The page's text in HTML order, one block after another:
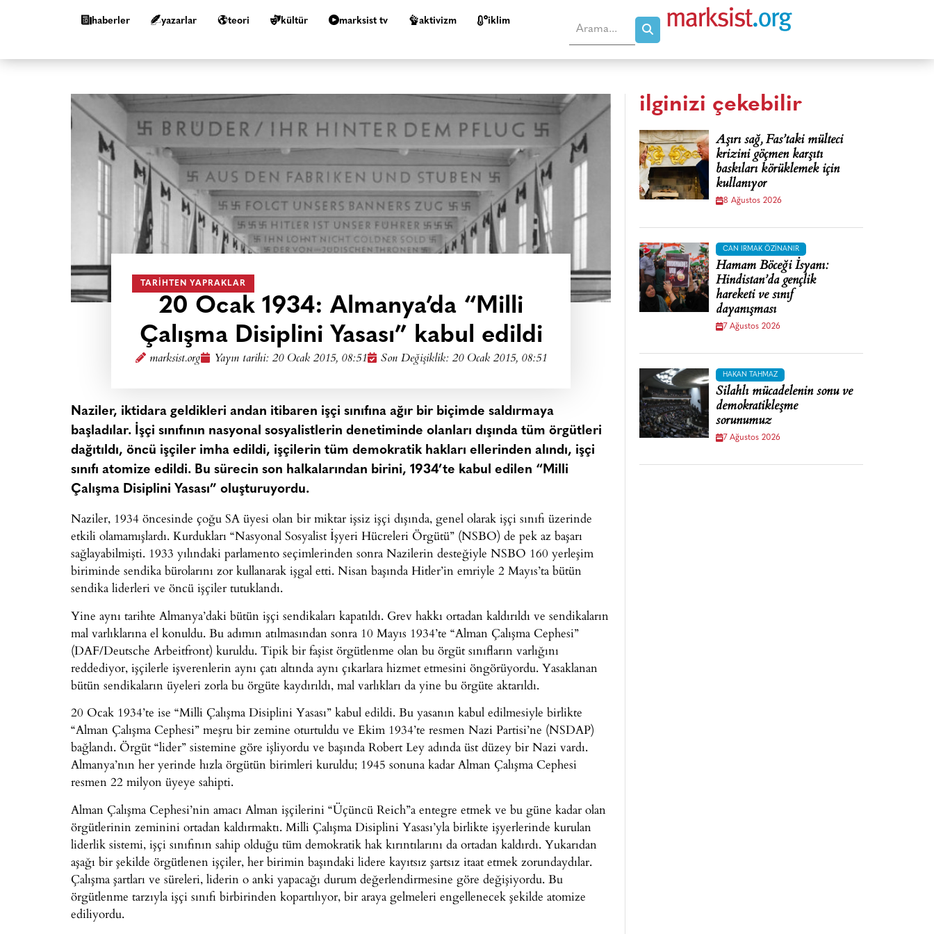
haberler yazarlar teori kültür marksist tv aktivizm i̇klim
TARIHTEN YAPRAKLAR
20 Ocak 1934: Almanya’da “Milli
Çalışma Disiplini Yasası” kabul edildi
marksist.org Yayın tarihi: 20 Ocak 2015, 08:51 Son Değişiklik: 20 Ocak 2015, 08:51
Naziler, iktidara geldikleri andan itibaren işçi sınıfına ağır bir biçimde saldırmaya
başladılar. İşçi sınıfının nasyonal sosyalistlerin denetiminde olanları dışında tüm örgütleri
dağıtıldı, öncü işçiler imha edildi, işçilerin tüm demokratik hakları ellerinden alındı, işçi
sınıfı atomize edildi. Bu sürecin son halkalarından birini, 1934’te kabul edilen “Milli
Çalışma Disiplini Yasası” oluşturuyordu.
Naziler, 1934 öncesinde çoğu SA üyesi olan bir miktar işsiz işçi dışında, genel olarak işçi sınıfı üzerinde
etkili olamamışlardı. Kurdukları “Nasyonal Sosyalist İşyeri Hücreleri Örgütü” (NSBO) de pek az başarı
sağlayabilmişti. 1933 yılındaki parlamento seçimlerinden sonra Nazilerin desteğiyle NSBO 160 yerleşim
biriminde sendika bürolarını zor kullanarak işgal etti. Nisan başında Hitler’in emriyle 2 Mayıs’ta bütün
sendika liderleri ve öncü işçiler tutuklandı.
Yine aynı tarihte Almanya’daki bütün işçi sendikaları kapatıldı. Grev hakkı ortadan kaldırıldı ve sendikaların
mal varlıklarına el konuldu. Bu adımın atılmasından sonra 10 Mayıs 1934’te “Alman Çalışma Cephesi”
(DAF/Deutsche Arbeitfront) kuruldu. Tipik bir faşist örgütlenme olan bu örgüt sınıfların varlığını
reddediyor, işçilerle işverenlerin aynı çatı altında aynı çıkarlara hizmet etmesini öngörüyordu. Yasaklanan
bütün sendikaların üyeleri zorla bu örgüte kaydırıldı, mal varlıkları da yine bu örgüte aktarıldı.
20 Ocak 1934’te ise “Milli Çalışma Disiplini Yasası” kabul edildi. Bu yasanın kabul edilmesiyle birlikte
“Alman Çalışma Cephesi” meşru bir zemine oturtuldu ve Ekim 1934’te resmen Nazi Partisi’ne (NSDAP)
bağlandı. Örgüt “lider” sistemine göre işliyordu ve başında Robert Ley adında üst düzey bir Nazi vardı.
Almanya’nın her yerinde hızla örgütün birimleri kuruldu; 1945 sonuna kadar Alman Çalışma Cephesi
resmen 22 milyon üyeye sahipti.
Alman Çalışma Cephesi’nin amacı Alman işçilerini “Üçüncü Reich”a entegre etmek ve bu güne kadar olan
örgütlerinin zeminini ortadan kaldırmaktı. Milli Çalışma Disiplini Yasası’yla birlikte işyerlerinde kurulan
liderlik sistemi, işçi sınıfının sahip olduğu tüm demokratik hak kırıntılarını da ortadan kaldırdı. Yukarıdan
aşağı bir şekilde örgütlenen işçiler, her birimin başındaki lidere kayıtsız şartsız itaat etmek zorundaydılar.
Çalışma şartları ve süreleri, liderin o anki yapacağı durum değerlendirmesine göre değişiyordu. Bu
örgütlenme tarzıyla işçi sınıfı birbirinden kopartılıyor, bir araya gelmeleri engellenecek şekilde atomize
ediliyordu.
ilginizi çekebilir
Aşırı sağ, Fas’taki mülteci
krizini göçmen karşıtı
baskıları körüklemek için
kullanıyor
8 Ağustos 2026
CAN IRMAK ÖZINANIR
Hamam Böceği İsyanı:
Hindistan’da gençlik
hareketi ve sınıf
dayanışması
7 Ağustos 2026
HAKAN TAHMAZ
Silahlı mücadelenin sonu ve
demokratikleşme
sorunumuz
7 Ağustos 2026